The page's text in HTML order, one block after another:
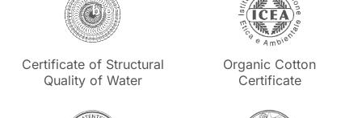
Certificate of Structural
Quality of Water
Organic Cotton
Certificate